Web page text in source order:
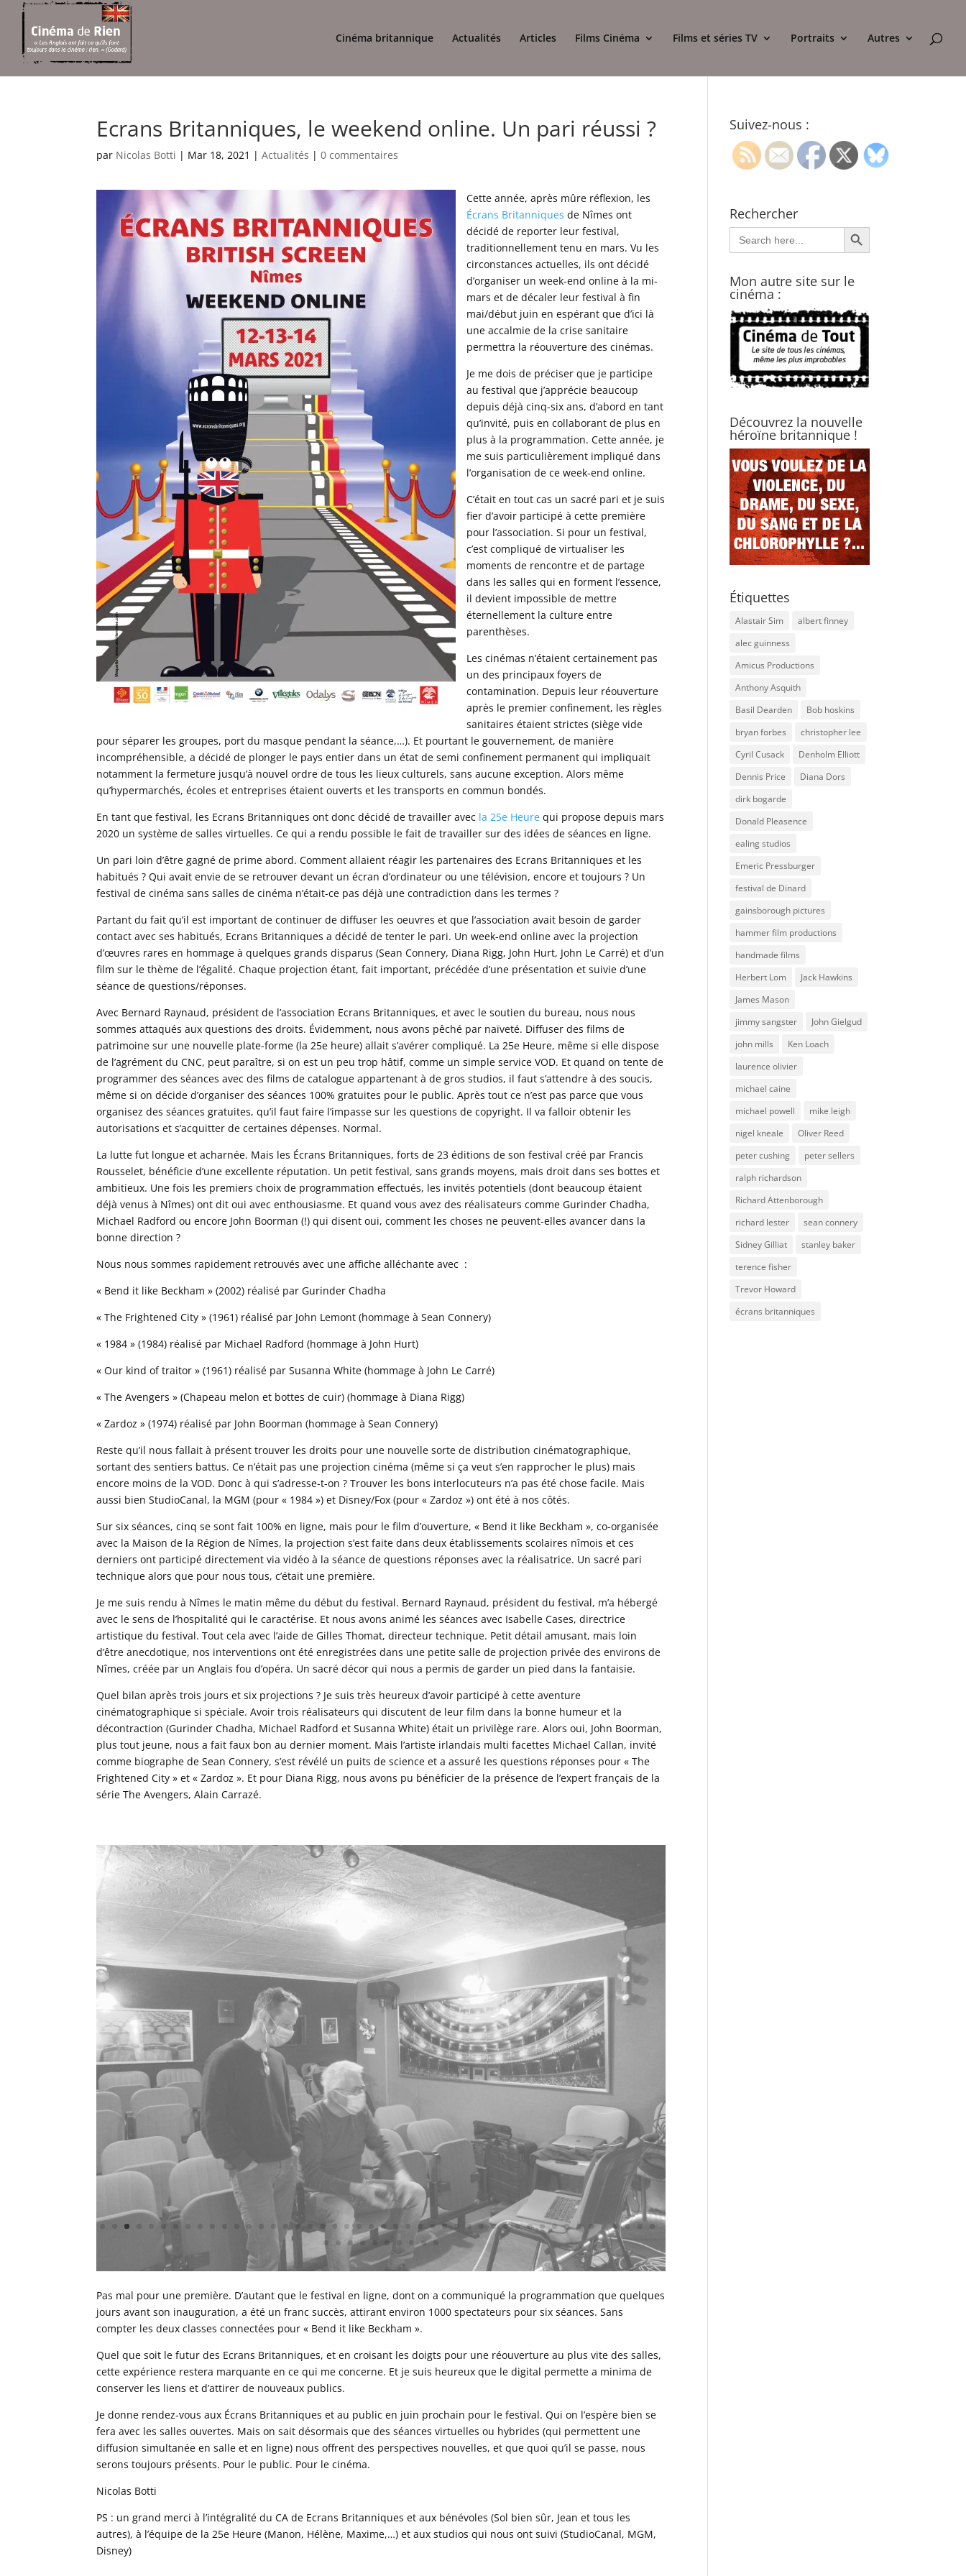
Cinéma britannique Actualités Articles Films Cinéma Films et séries TV Portraits Autres
Ecrans Britanniques, le weekend online. Un pari réussi ?
par Nicolas Botti | Mar 18, 2021 |Actualités |0 commentaires
Cette année, après mûre réflexion, les
Écrans Britanniques de Nîmes ont
décidé de reporter leur festival,
traditionnellement tenu en mars. Vu les
circonstances actuelles, ils ont décidé
d’organiser un week-end online à la mi-
mars et de décaler leur festival à fin
mai/début juin en espérant que d’ici là
une accalmie de la crise sanitaire
permettra la réouverture des cinémas.
Je me dois de préciser que je participe
au festival que j’apprécie beaucoup
depuis déjà cinq-six ans, d’abord en tant
qu’invité, puis en collaborant de plus en
plus à la programmation. Cette année, je
me suis particulièrement impliqué dans
l’organisation de ce week-end online.
C’était en tout cas un sacré pari et je suis
fier d’avoir participé à cette première
pour l’association. Si pour un festival,
c’est compliqué de virtualiser les
moments de rencontre et de partage
dans les salles qui en forment l’essence,
il devient impossible de mettre
éternellement la culture entre
parenthèses.
Les cinémas n’étaient certainement pas
un des principaux foyers de
contamination. Depuis leur réouverture
après le premier confinement, les règles
sanitaires étaient strictes (siège vide
pour séparer les groupes, port du masque pendant la séance,…). Et pourtant le gouvernement, de manière
incompréhensible, a décidé de plonger le pays entier dans un état de semi confinement permanent qui impliquait
notamment la fermeture jusqu’à nouvel ordre de tous les lieux culturels, sans aucune exception. Alors même
qu’hypermarchés, écoles et entreprises étaient ouverts et les transports en commun bondés.
En tant que festival, les Ecrans Britanniques ont donc décidé de travailler avec la 25e Heure qui propose depuis mars
2020 un système de salles virtuelles. Ce qui a rendu possible le fait de travailler sur des idées de séances en ligne.
Un pari loin d’être gagné de prime abord. Comment allaient réagir les partenaires des Ecrans Britanniques et les
habitués ? Qui avait envie de se retrouver devant un écran d’ordinateur ou une télévision, encore et toujours ? Un
festival de cinéma sans salles de cinéma n’était-ce pas déjà une contradiction dans les termes ?
Partant du fait qu’il est important de continuer de diffuser les oeuvres et que l’association avait besoin de garder
contact avec ses habitués, Ecrans Britanniques a décidé de tenter le pari. Un week-end online avec la projection
d’œuvres rares en hommage à quelques grands disparus (Sean Connery, Diana Rigg, John Hurt, John Le Carré) et d’un
film sur le thème de l’égalité. Chaque projection étant, fait important, précédée d’une présentation et suivie d’une
séance de questions/réponses.
Avec Bernard Raynaud, président de l’association Ecrans Britanniques, et avec le soutien du bureau, nous nous
sommes attaqués aux questions des droits. Évidemment, nous avons pêché par naïveté. Diffuser des films de
patrimoine sur une nouvelle plate-forme (la 25e heure) allait s’avérer compliqué. La 25e Heure, même si elle dispose
de l’agrément du CNC, peut paraître, si on est un peu trop hâtif, comme un simple service VOD. Et quand on tente de
programmer des séances avec des films de catalogue appartenant à de gros studios, il faut s’attendre à des soucis,
même si on décide d’organiser des séances 100% gratuites pour le public. Après tout ce n’est pas parce que vous
organisez des séances gratuites, qu’il faut faire l’impasse sur les questions de copyright. Il va falloir obtenir les
autorisations et s’acquitter de certaines dépenses. Normal.
La lutte fut longue et acharnée. Mais les Écrans Britanniques, forts de 23 éditions de son festival créé par Francis
Rousselet, bénéficie d’une excellente réputation. Un petit festival, sans grands moyens, mais droit dans ses bottes et
ambitieux. Une fois les premiers choix de programmation effectués, les invités potentiels (dont beaucoup étaient
déjà venus à Nîmes) ont dit oui avec enthousiasme. Et quand vous avez des réalisateurs comme Gurinder Chadha,
Michael Radford ou encore John Boorman (!) qui disent oui, comment les choses ne peuvent-elles avancer dans la
bonne direction ?
Nous nous sommes rapidement retrouvés avec une affiche alléchante avec :
« Bend it like Beckham » (2002) réalisé par Gurinder Chadha
« The Frightened City » (1961) réalisé par John Lemont (hommage à Sean Connery)
« 1984 » (1984) réalisé par Michael Radford (hommage à John Hurt)
« Our kind of traitor » (1961) réalisé par Susanna White (hommage à John Le Carré)
« The Avengers » (Chapeau melon et bottes de cuir) (hommage à Diana Rigg)
« Zardoz » (1974) réalisé par John Boorman (hommage à Sean Connery)
Reste qu’il nous fallait à présent trouver les droits pour une nouvelle sorte de distribution cinématographique,
sortant des sentiers battus. Ce n’était pas une projection cinéma (même si ça veut s’en rapprocher le plus) mais
encore moins de la VOD. Donc à qui s’adresse-t-on ? Trouver les bons interlocuteurs n’a pas été chose facile. Mais
aussi bien StudioCanal, la MGM (pour « 1984 ») et Disney/Fox (pour « Zardoz ») ont été à nos côtés.
Sur six séances, cinq se sont fait 100% en ligne, mais pour le film d’ouverture, « Bend it like Beckham », co-organisée
avec la Maison de la Région de Nîmes, la projection s’est faite dans deux établissements scolaires nîmois et ces
derniers ont participé directement via vidéo à la séance de questions réponses avec la réalisatrice. Un sacré pari
technique alors que pour nous tous, c’était une première.
Je me suis rendu à Nîmes le matin même du début du festival. Bernard Raynaud, président du festival, m’a hébergé
avec le sens de l’hospitalité qui le caractérise. Et nous avons animé les séances avec Isabelle Cases, directrice
artistique du festival. Tout cela avec l’aide de Gilles Thomat, directeur technique. Petit détail amusant, mais loin
d’être anecdotique, nos interventions ont été enregistrées dans une petite salle de projection privée des environs de
Nîmes, créée par un Anglais fou d’opéra. Un sacré décor qui nous a permis de garder un pied dans la fantaisie.
Quel bilan après trois jours et six projections ? Je suis très heureux d’avoir participé à cette aventure
cinématographique si spéciale. Avoir trois réalisateurs qui discutent de leur film dans la bonne humeur et la
décontraction (Gurinder Chadha, Michael Radford et Susanna White) était un privilège rare. Alors oui, John Boorman,
plus tout jeune, nous a fait faux bon au dernier moment. Mais l’artiste irlandais multi facettes Michael Callan, invité
comme biographe de Sean Connery, s’est révélé un puits de science et a assuré les questions réponses pour « The
Frightened City » et « Zardoz ». Et pour Diana Rigg, nous avons pu bénéficier de la présence de l’expert français de la
série The Avengers, Alain Carrazé.
Pas mal pour une première. D’autant que le festival en ligne, dont on a communiqué la programmation que quelques
jours avant son inauguration, a été un franc succès, attirant environ 1000 spectateurs pour six séances. Sans
compter les deux classes connectées pour « Bend it like Beckham ».
Quel que soit le futur des Ecrans Britanniques, et en croisant les doigts pour une réouverture au plus vite des salles,
cette expérience restera marquante en ce qui me concerne. Et je suis heureux que le digital permette a minima de
conserver les liens et d’attirer de nouveaux publics.
Je donne rendez-vous aux Écrans Britanniques et au public en juin prochain pour le festival. Qui on l’espère bien se
fera avec les salles ouvertes. Mais on sait désormais que des séances virtuelles ou hybrides (qui permettent une
diffusion simultanée en salle et en ligne) nous offrent des perspectives nouvelles, et que quoi qu’il se passe, nous
serons toujours présents. Pour le public. Pour le cinéma.
Nicolas Botti
PS : un grand merci à l’intégralité du CA de Ecrans Britanniques et aux bénévoles (Sol bien sûr, Jean et tous les
autres), à l’équipe de la 25e Heure (Manon, Hélène, Maxime,…) et aux studios qui nous ont suivi (StudioCanal, MGM,
Disney)
Suivez-nous :
Rechercher
Search
for:
Search Button
Mon autre site sur le
cinéma :
Découvrez la nouvelle
héroïne britannique !
Étiquettes
Alastair Sim
albert finney
alec guinness
Amicus Productions
Anthony Asquith
Basil Dearden
Bob hoskins
bryan forbes
christopher lee
Cyril Cusack
Denholm Elliott
Dennis Price
Diana Dors
dirk bogarde
Donald Pleasence
ealing studios
Emeric Pressburger
festival de Dinard
gainsborough pictures
hammer film productions
handmade films
Herbert Lom
Jack Hawkins
James Mason
jimmy sangster
John Gielgud
john mills
Ken Loach
laurence olivier
michael caine
michael powell
mike leigh
nigel kneale
Oliver Reed
peter cushing
peter sellers
ralph richardson
Richard Attenborough
richard lester
sean connery
Sidney Gilliat
stanley baker
terence fisher
Trevor Howard
écrans britanniques